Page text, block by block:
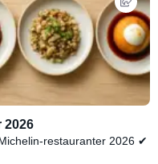
2026
restauranter 2026 ✔